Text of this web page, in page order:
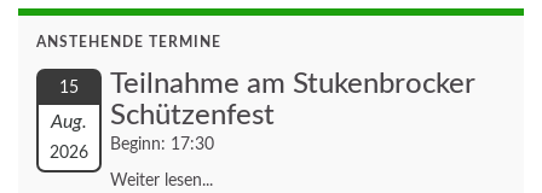
ANSTEHENDE TERMINE
15
Aug.
2026
Teilnahme am Stukenbrocker
Schützenfest
Beginn: 17:30
Weiter lesen...